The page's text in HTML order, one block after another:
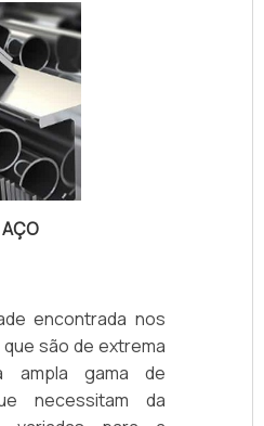
com o produto
que o
AÇO
encontrada nos
são de extrema
ampla gama de
necessitam da